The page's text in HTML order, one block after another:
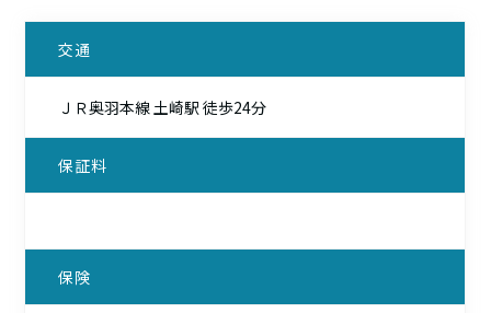
交通
ＪＲ奥羽本線 土崎駅 徒歩24分
保証料
保険